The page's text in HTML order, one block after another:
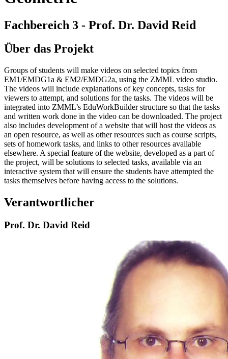
Fachbereich 3 - Prof. Dr. David Reid
Über das Projekt
Groups of students will make videos on selected topics from
EM1/EMDG1a & EM2/EMDG2a, using the ZMML video studio.
The videos will include explanations of key concepts, tasks for
viewers to attempt, and solutions for the tasks. The videos will be
integrated into ZMML’s EduWorkBuilder structure so that the tasks
and written work done in the video can be downloaded. The project
also includes development of a website that will host the videos as
an open resource, as well as other resources such as course scripts,
sets of homework tasks, and links to other resources available
elsewhere. A special feature of the website, developed as a part of
the project, will be solutions to selected tasks, available via an
interactive system that will ensure the students have attempted the
tasks themselves before having access to the solutions.
Verantwortlicher
Prof. Dr. David Reid